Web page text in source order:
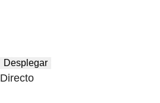
Desplegar
Directo